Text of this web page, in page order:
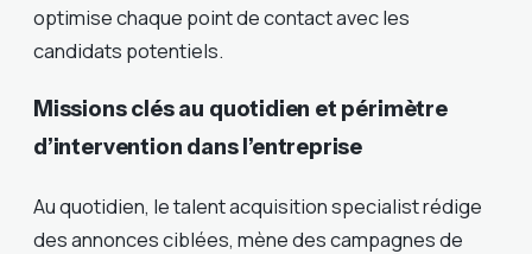
optimise chaque point de contact avec les
candidats potentiels.
Missions clés au quotidien et périmètre
d’intervention dans l’entreprise
Au quotidien, le talent acquisition specialist rédige
des annonces ciblées, mène des campagnes de